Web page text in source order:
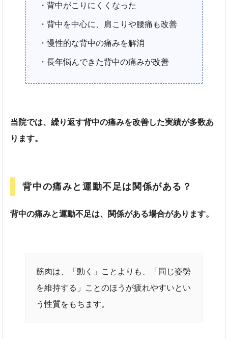
・背中がこりにくくなった
・背中を中心に、肩こりや腰痛も改善
・慢性的な背中の痛みを解消
・長年悩んできた背中の痛みが改善
当院では、繰り返す背中の痛みを改善した実績が多数あ
ります。
背中の痛みと運動不足は関係がある？
背中の痛みと運動不足は、関係がある場合があります。
筋肉は、「動く」ことよりも、「同じ姿勢
を維持する」ことのほうが疲れやすいとい
う性質をもちます。